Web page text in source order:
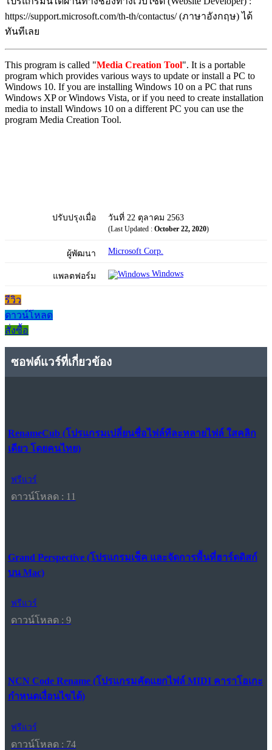
https://support.microsoft.com/th-th/contactus/ (ภาษาอังกฤษ) ได้
ทันทีเลย
This program is called "Media Creation Tool". It is a portable
program which provides various ways to update or install a PC to
Windows 10. If you are installing Windows 10 on a PC that runs
Windows XP or Windows Vista, or if you need to create installation
media to install Windows 10 on a different PC you can use the
program Media Creation Tool.
ปรับปรุงเมื่อ วันที่ 22 ตุลาคม 2563
(Last Updated : October 22, 2020)
ผู้พัฒนา Microsoft Corp.
แพลตฟอร์ม Windows
รีวิว
ดาวน์โหลด
สั่งซื้อ
ซอฟต์แวร์ที่เกี่ยวข้อง
RenameCub (โปรแกรมเปลี่ยนชื่อไฟล์ทีละหลายไฟล์ ใสคลิก
เดียว โดยคนไทย)
ฟรีแวร์
ดาวน์โหลด : 11
Grand Perspective (โปรแกรมเช็ค และจัดการพื้นที่ฮาร์ดดิสก์
บน Mac)
ฟรีแวร์
ดาวน์โหลด : 9
NCN Code Rename (โปรแกรมคัดแยกไฟล์ MIDI คาราโอเกะ
กำหนดเงื่อนไขได้)
ฟรีแวร์
ดาวน์โหลด : 74